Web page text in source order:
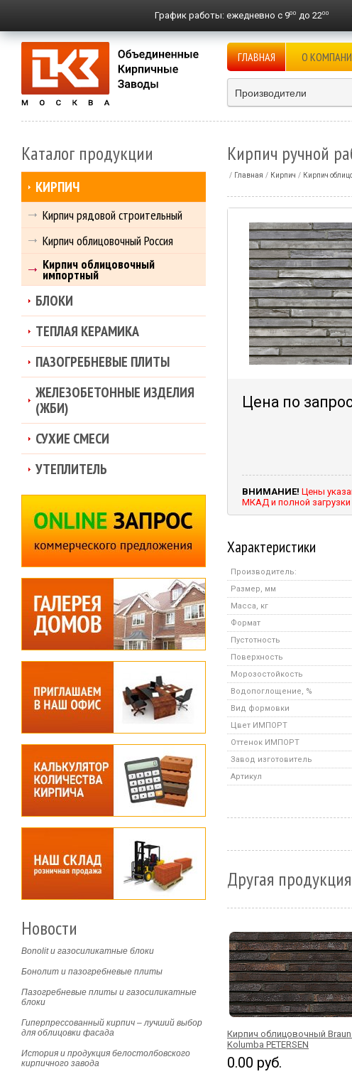
График работы: ежедневно с 900 до 2200
ГЛАВНАЯ О
Производители
Кирпич ручной
Главная Кирпич Кирпич
Цена по
ВНИМАНИЕ! Цены
МКАД и полной
Характеристики
Производитель:
Размер, мм
Масса, кг
Формат
Пустотность
Поверхность
Морозостойкость
Водопоглощение, %
Вид формовки
Цвет ИМПОРТ
Оттенок ИМПОРТ
Завод изготовитель
Артикул
Другая
Кирпич облицовочный
Kolumba PETERSEN
0.00 руб.
Каталог продукции
КИРПИЧ
Кирпич рядовой строительный
Кирпич облицовочный Россия
Кирпич облицовочный
импортный
БЛОКИ
ТЕПЛАЯ КЕРАМИКА
ПАЗОГРЕБНЕВЫЕ ПЛИТЫ
ЖЕЛЕЗОБЕТОННЫЕ ИЗДЕЛИЯ
(ЖБИ)
СУХИЕ СМЕСИ
УТЕПЛИТЕЛЬ
Новости
Bonolit и газосиликатные блоки
Бонолит и пазогребневые плиты
Пазогребневые плиты и газосиликатные
блоки
Гиперпрессованный кирпич – лучший выбор
для облицовки фасада
История и продукция белостолбовского
кирпичного завода